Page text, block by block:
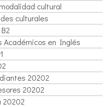
cultural
culturales
Académicos en Inglés
20202
20202
20202